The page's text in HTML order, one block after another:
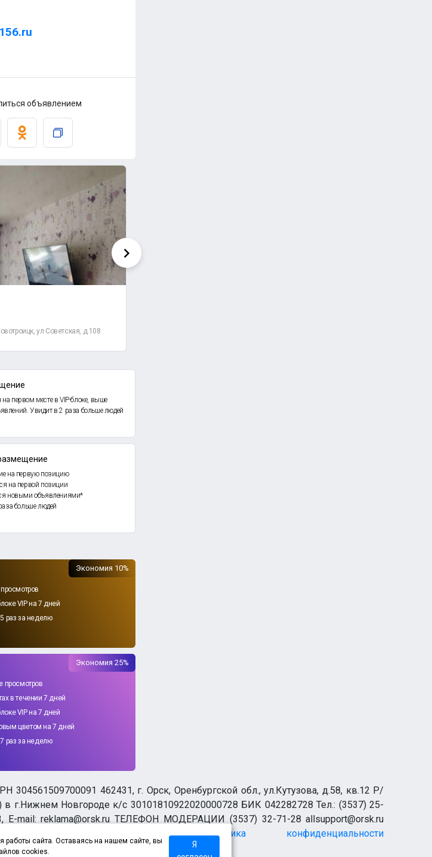
объявлением
ул Советская, д 108
первом месте в VIP-блоке, выше
Увидит в 2 раза больше людей
на первую позицию
на первой позиции
новыми объявлениями*
больше людей
VIP на 7 дней
раз за неделю
Экономия 10%
просмотров
в течении 7 дней
VIP на 7 дней
цветом на 7 дней
раз за неделю
Экономия 25%
462431, г. Орск, Оренбургской обл., ул.Кутузова, д.58, кв.12 Р/
г.Нижнем Новгороде к/с 30101810922020000728 БИК 042282728 Тел.: (3537) 25-
E-mail: reklama@orsk.ru ТЕЛЕФОН МОДЕРАЦИИ (3537) 32-71-28 allsupport@orsk.ru
данных Политика конфиденциальности
сайта. Оставаясь на нашем сайте, вы
cookies.
Я